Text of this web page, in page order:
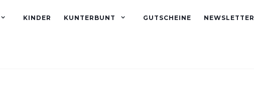
KINDER KUNTERBUNT GUTSCHEINE NEWSLETTER